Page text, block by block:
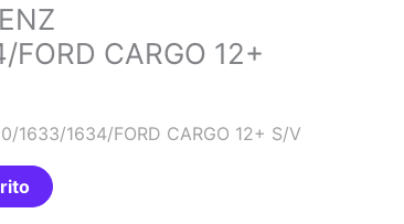
CARGO 12+
1633/1634/FORD CARGO 12+ S/V